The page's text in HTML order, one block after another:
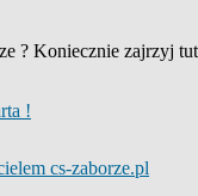
? Koniecznie zajrzyj
!
cs-zaborze.pl